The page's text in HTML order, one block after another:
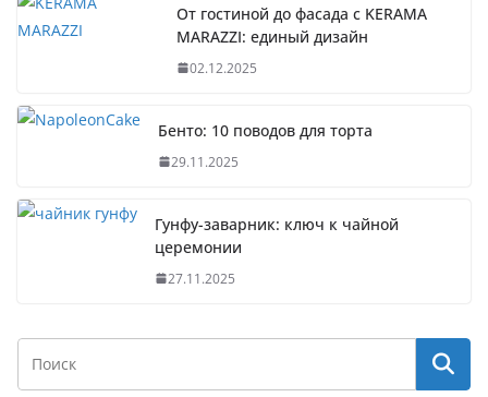
От гостиной до фасада с KERAMA
MARAZZI: единый дизайн
02.12.2025
Бенто: 10 поводов для торта
29.11.2025
Гунфу-заварник: ключ к чайной
церемонии
27.11.2025